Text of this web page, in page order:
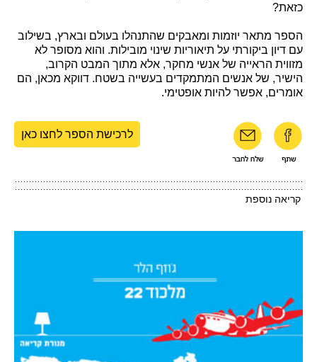
כזאת?
הספר מתאר יוזמות ומאבקים שהתנהלו בעולם ובארץ, בשילוב
עם דיון ביקורתי על תיאוריות שינוי מובילות. והוא מסופר לא
מזווית הראייה של אנשי מחקר, אלא מתוך המבט הקרוב,
הישיר, של אנשים המתמקדים בעשייה בשטח. דווקא מכאן, הם
אומרים, אפשר להיות אופטימי.
לרכישת הספר לחצו כאן
קריאה נוספת